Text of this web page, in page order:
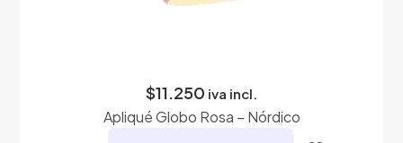
$11.250 iva incl.
Apliqué Globo Rosa – Nórdico